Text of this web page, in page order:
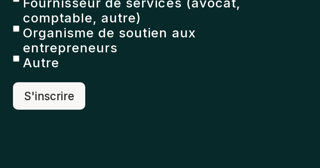
comptable, autre)
Organisme de soutien aux
entrepreneurs
Autre